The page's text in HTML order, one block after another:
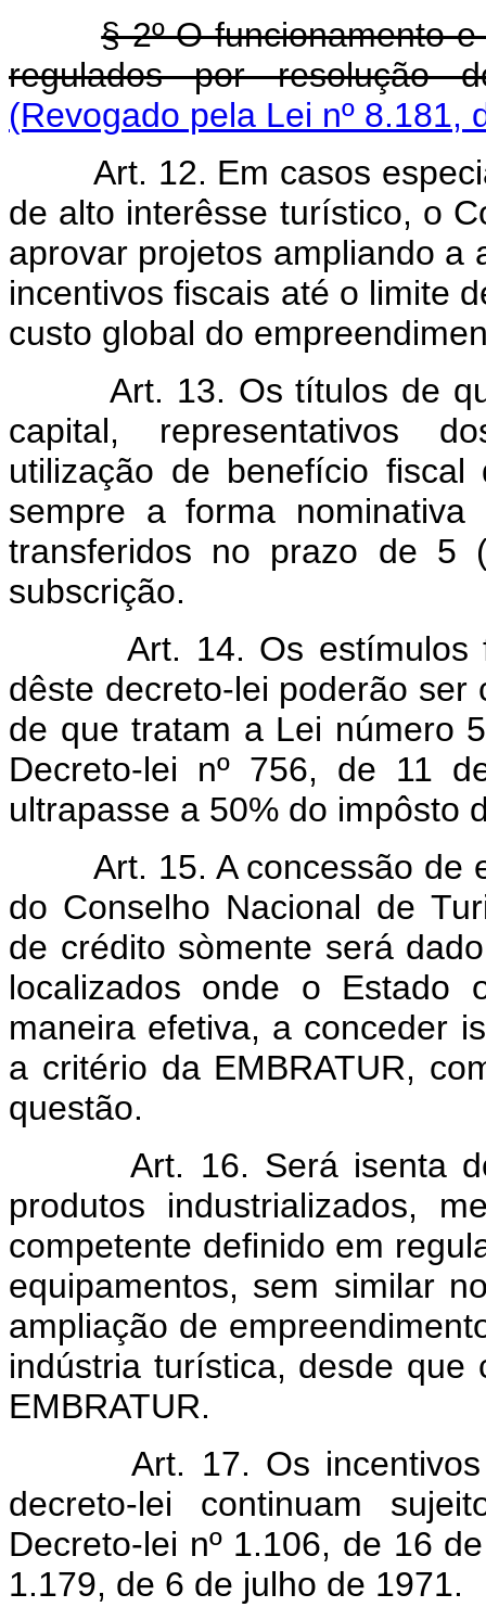
§ 2º O funcionamento
regulados por resolução
(Revogado pela Lei nº 8.181,
Art. 12. Em casos
de alto interêsse turístico, o
aprovar projetos ampliando a
incentivos fiscais até o limite
custo global do
Art. 13. Os títulos de
capital, representativos
utilização de benefício
sempre a forma
transferidos no prazo de 5
subscrição.
Art. 14. Os estímulos
dêste decreto-lei poderão ser
de que tratam a Lei número
Decreto-lei nº 756, de 11
ultrapasse a 50% do impôsto
Art. 15. A concessão de
do Conselho Nacional de
de crédito sòmente será
localizados onde o Estado
maneira efetiva, a conceder
a critério da EMBRATUR,
questão.
Art. 16. Será isenta dos
produtos industrializados,
competente definido em
equipamentos, sem similar
ampliação de
indústria turística, desde que
EMBRATUR.
Art. 17. Os incentivos
decreto-lei continuam
Decreto-lei nº 1.106, de 16
1.179, de 6 de julho de 1971.